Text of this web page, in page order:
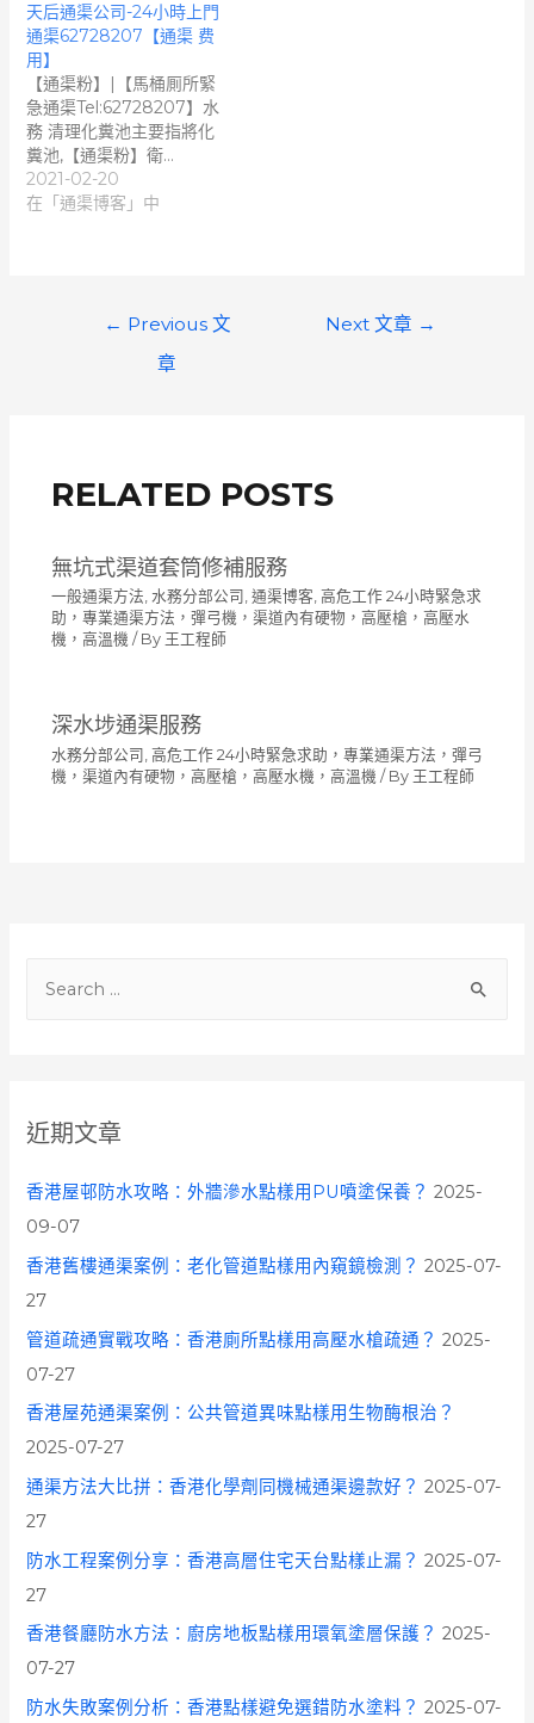
h
f
o
近期文章
香港屋邨防水攻略：外牆滲水點樣用PU噴塗保養？ 2025-
09-07
香港舊樓通渠案例：老化管道點樣用內窺鏡檢測？ 2025-07-
27
管道疏通實戰攻略：香港廁所點樣用高壓水槍疏通？ 2025-
07-27
香港屋苑通渠案例：公共管道異味點樣用生物酶根治？
2025-07-27
通渠方法大比拼：香港化學劑同機械通渠邊款好？ 2025-07-
27
防水工程案例分享：香港高層住宅天台點樣止漏？ 2025-07-
27
香港餐廳防水方法：廚房地板點樣用環氧塗層保護？ 2025-
07-27
防水失敗案例分析：香港點樣避免選錯防水塗料？ 2025-07-
天后通渠公司-24小時上門
通渠62728207【通渠 费
用】
【通渠粉】|【馬桶厠所緊
急通渠Tel:62728207】水
務 清理化糞池主要指將化
糞池,【通渠粉】衛…
2021-02-20
在「通渠博客」中
← Previous 文
章
Next 文章 →
RELATED POSTS
無坑式渠道套筒修補服務
一般通渠方法, 水務分部公司 , 通渠博客, 高危工作 24小時緊急求
助，專業通渠方法，彈弓機，渠道內有硬物，高壓槍，高壓水
機，高溫機 / By 王工程師
深水埗通渠服務
水務分部公司 高危工作 24小時緊急求助，專業通渠方法，彈弓
機，渠道內有硬物，高壓槍，高壓水機，高溫機 / By 王工程師